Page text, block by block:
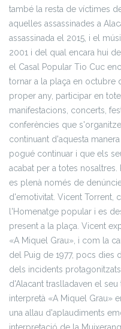
també la resta de víctimes
aquelles assassinades a
assassinada el 2015, i el
2001 i del qual encara hui
el Casal Popular Tio Cuc
tornar a la plaça en octubre
proper any, participar en
manifestacions, concerts,
conferències que
continuant d'aquesta
pogué continuar i que els
acabat per a totes nosaltres.
es plenà només de
d'emotivitat. Vicent Torrent,
l'Homenatge popular i es
present a la plaça. Vicent
«A Miquel Grau», i com la
del Puig de 1977, pocs dies
dels incidents
d'Alacant traslladaven el
interpretà «A Miquel Grau»
una allau d'aplaudiments